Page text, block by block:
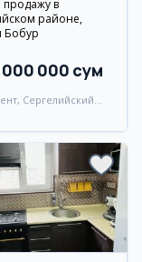
в
районе,
Бобур
000 000 сум
Сергелийский